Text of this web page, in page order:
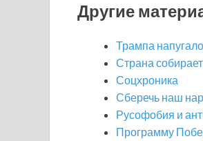
Другие
Трампа
Страна
Соцхроника
Сберечь наш
Русофобия и
Программу